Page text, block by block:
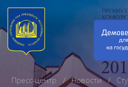
Пресс-центр Новости